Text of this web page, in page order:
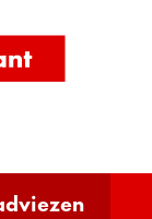
homepage)